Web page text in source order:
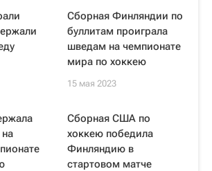
Сборная Финляндии по
буллитам проиграла
шведам на чемпионате
мира по хоккею
15 мая 2023
Сборная США по
хоккею победила
Финляндию в
стартовом матче